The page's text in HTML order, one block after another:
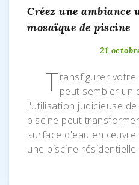
Créez une ambiance
mosaïque de piscine
21
Transfigurer votre
peut sembler un
l'utilisation judicieuse
piscine peut
surface d'eau en
une piscine